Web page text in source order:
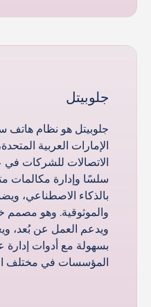
جلوبيتل
جلوبيتل هو نظام هاتف
الإمارات العربية
سلسًا وإدارة مكالمات
بالذكاء الاصطناعي،
والموثوقية. وهو مصمم
ويدعم العمل عن بُعد،
بسهولة مع أدوات إدارة
المؤسسات في مختلف